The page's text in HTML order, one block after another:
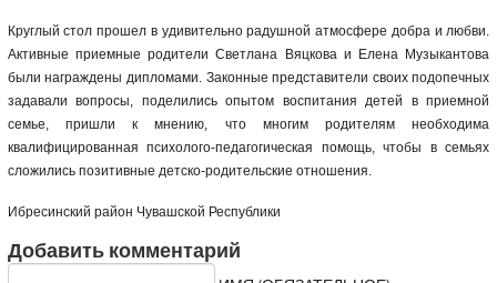
Круглый стол прошел в удивительно радушной атмосфере добра и любви.
Активные приемные родители Светлана Вяцкова и Елена Музыкантова
были награждены дипломами. Законные представители своих подопечных
задавали вопросы, поделились опытом воспитания детей в приемной
семье, пришли к мнению, что многим родителям необходима
квалифицированная психолого-педагогическая помощь, чтобы в семьях
сложились позитивные детско-родительские отношения.
Ибресинский район Чувашской Республики
Добавить комментарий